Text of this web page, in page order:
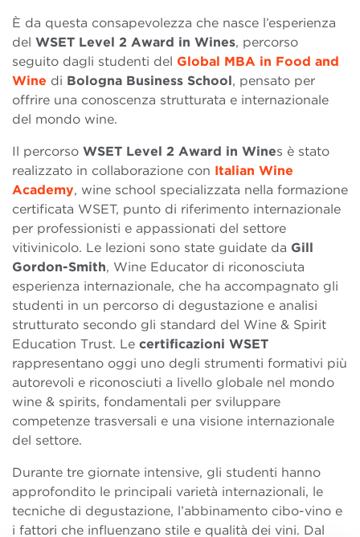
È da questa consapevolezza che nasce l’esperienza
del WSET Level 2 Award in Wines, percorso
seguito dagli studenti del Global MBA in Food and
Wine di Bologna Business School, pensato per
offrire una conoscenza strutturata e internazionale
del mondo wine.
Il percorso WSET Level 2 Award in Wines è stato
realizzato in collaborazione con Italian Wine
Academy, wine school specializzata nella formazione
certificata WSET, punto di riferimento internazionale
per professionisti e appassionati del settore
vitivinicolo. Le lezioni sono state guidate da Gill
Gordon-Smith, Wine Educator di riconosciuta
esperienza internazionale, che ha accompagnato gli
studenti in un percorso di degustazione e analisi
strutturato secondo gli standard del Wine & Spirit
Education Trust. Le certificazioni WSET
rappresentano oggi uno degli strumenti formativi più
autorevoli e riconosciuti a livello globale nel mondo
wine & spirits, fondamentali per sviluppare
competenze trasversali e una visione internazionale
del settore.
Durante tre giornate intensive, gli studenti hanno
approfondito le principali varietà internazionali, le
tecniche di degustazione, l’abbinamento cibo-vino e
i fattori che influenzano stile e qualità dei vini. Dal